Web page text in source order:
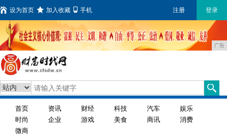
设为首页 加入收藏 手机 注册 登录
广告
首页 资讯 财经 科技 汽车
娱乐
时尚
企业 游戏 美食 商讯
消费
微商